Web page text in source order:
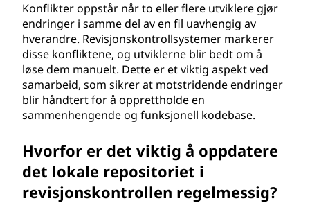
Konflikter oppstår når to eller flere utviklere gjør
endringer i samme del av en fil uavhengig av
hverandre. Revisjonskontrollsystemer markerer
disse konfliktene, og utviklerne blir bedt om å
løse dem manuelt. Dette er et viktig aspekt ved
samarbeid, som sikrer at motstridende endringer
blir håndtert for å opprettholde en
sammenhengende og funksjonell kodebase.
Hvorfor er det viktig å oppdatere
det lokale repositoriet i
revisjonskontrollen regelmessig?